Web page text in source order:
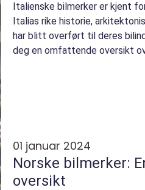
Italienske bilmerker er kjent
Italias rike historie,
har blitt overført til deres
deg en omfattende oversikt
01 januar 2024
Norske bilmerker:
oversikt